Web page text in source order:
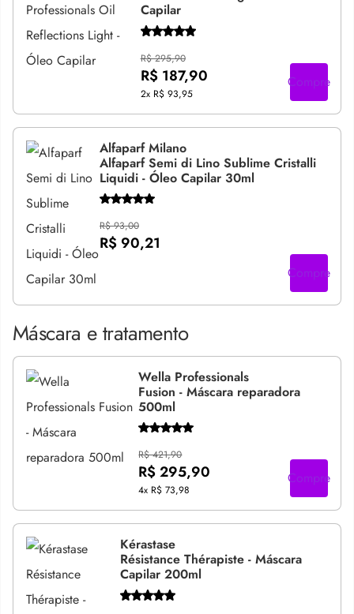
Capilar
R$ 295,90
R$ 187,90
2x R$ 93,95
Compre
Alfaparf Milano
Alfaparf Semi di Lino Sublime Cristalli
Liquidi - Óleo Capilar 30ml
R$ 93,00
R$ 90,21
Compre
Máscara e tratamento
Wella Professionals
Fusion - Máscara reparadora
500ml
R$ 421,90
R$ 295,90
4x R$ 73,98
Compre
Kérastase
Résistance Thérapiste - Máscara
Capilar 200ml